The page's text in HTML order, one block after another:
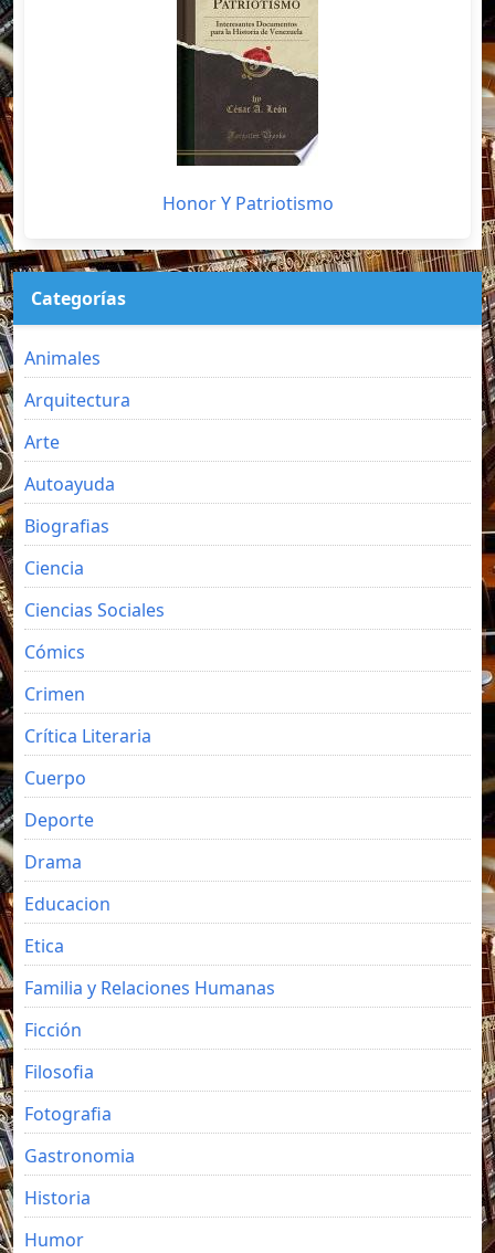
Honor Y Patriotismo
Categorías
Animales
Arquitectura
Arte
Autoayuda
Biografias
Ciencia
Ciencias Sociales
Cómics
Crimen
Crítica Literaria
Cuerpo
Deporte
Drama
Educacion
Etica
Familia y Relaciones Humanas
Ficción
Filosofia
Fotografia
Gastronomia
Historia
Humor